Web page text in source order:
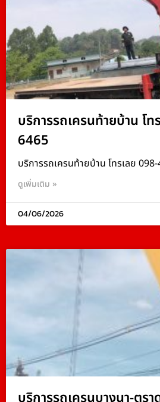
บริการรถเครนท้ายบ้าน โ
6465
บริการรถเครนท้ายบ้าน โทรเลย
ดูเพิ่มเติม »
04/06/2026